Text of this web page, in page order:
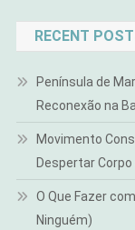
RECENT
Península de
Reconexão na
Movimento
Despertar Corpo
O Que Fazer
Ninguém)